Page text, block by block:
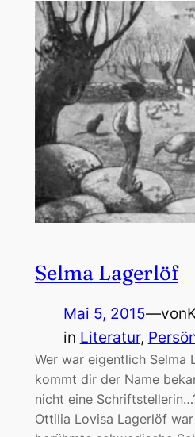
Selma Lagerlöf
Mai 5, 2015—von
in Literatur,
Wer war eigentlich Selma
kommt dir der Name
nicht eine
Ottilia Lovisa Lagerlöf